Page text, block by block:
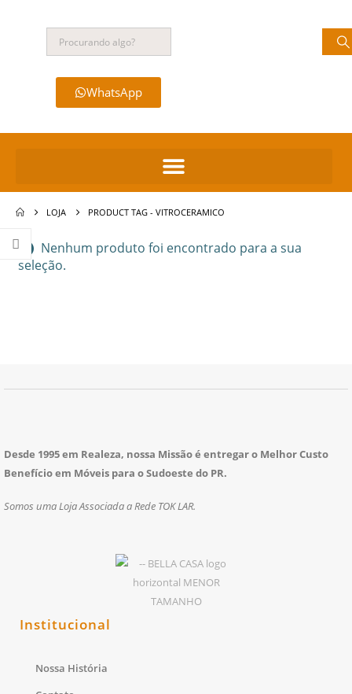
WhatsApp
LOJA PRODUCT TAG -VITROCERAMICO
Nenhum produto foi encontrado para a sua
seleção.
Desde 1995 em Realeza, nossa Missão é entregar o Melhor Custo
Benefício em Móveis para o Sudoeste do PR.
Somos uma Loja Associada a Rede TOK LAR.
Institucional
Nossa História